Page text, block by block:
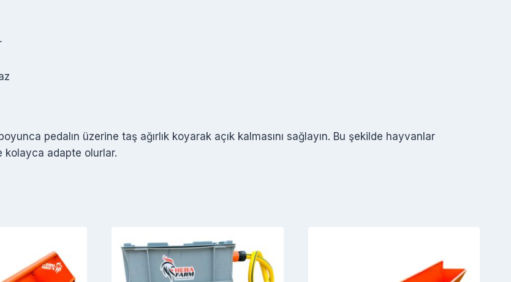
pedalın üzerine taş ağırlık koyarak açık kalmasını sağlayın. Bu şekilde hayvanlar
kolayca adapte olurlar.